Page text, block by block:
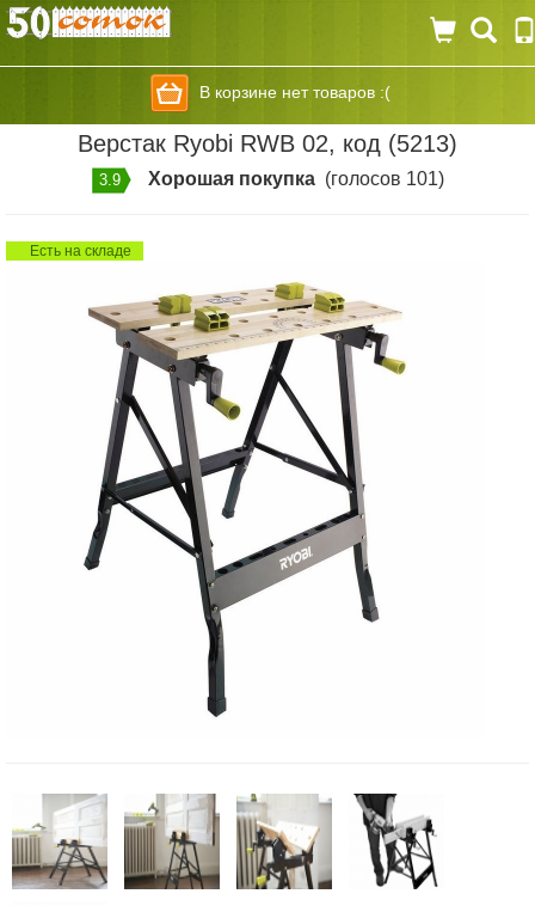
В корзине нет товаров :(
Верстак Ryobi RWB 02, код (5213)
3.9 Хорошая покупка (голосов 101)
Есть на складе